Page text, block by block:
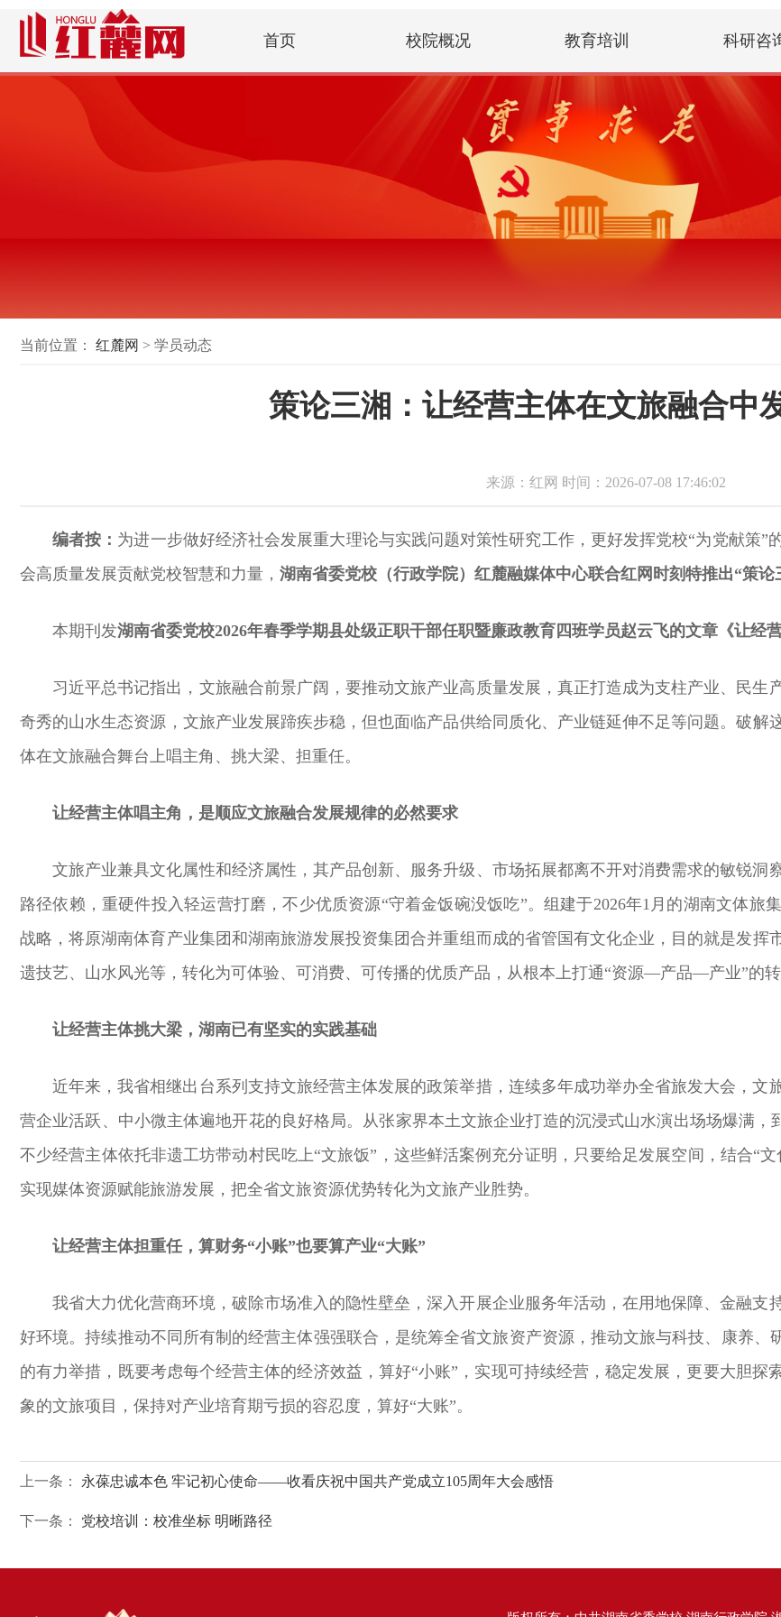
首页 校院概况 教育培训 科研咨
当前位置： 红麓网 > 学员动态
策论三湘：让经营主体在文旅融合中
来源：红网 时间：2026-07-08 17:46:02
编者按： 为进一步做好经济社会发展重大理论与实践问题对策性研究工作，更好发挥党校“为党献策
会高质量发展贡献党校智慧和力量， 湖南省委党校（行政学院）红麓融媒体中心联合红网时刻特推出“策论
本期刊发湖南省委党校2026年春季学期县处级正职干部任职暨廉政教育四班学员赵云飞的文章《让经
习近平总书记指出，文旅融合前景广阔，要推动文旅产业高质量发展，真正打造成为支柱产业、民生
奇秀的山水生态资源，文旅产业发展蹄疾步稳，但也面临产品供给同质化、产业链延伸不足等问题。破
体在文旅融合舞台上唱主角、挑大梁、担重任。
让经营主体唱主角，是顺应文旅融合发展规律的必然要求
文旅产业兼具文化属性和经济属性，其产品创新、服务升级、市场拓展都离不开对消费需求的敏锐
路径依赖，重硬件投入轻运营打磨，不少优质资源“守着金饭碗没饭吃”。组建于2026年1月的湖南文体
战略，将原湖南体育产业集团和湖南旅游发展投资集团合并重组而成的省管国有文化企业，目的就是发
遗技艺、山水风光等，转化为可体验、可消费、可传播的优质产品，从根本上打通“资源—产品—产业”的转
让经营主体挑大梁，湖南已有坚实的实践基础
近年来，我省相继出台系列支持文旅经营主体发展的政策举措，连续多年成功举办全省旅发大会，文
营企业活跃、中小微主体遍地开花的良好格局。从张家界本土文旅企业打造的沉浸式山水演出场场爆满
不少经营主体依托非遗工坊带动村民吃上“文旅饭”，这些鲜活案例充分证明，只要给足发展空间，结合“
实现媒体资源赋能旅游发展，把全省文旅资源优势转化为文旅产业胜势。
让经营主体担重任，算财务“小账”也要算产业“大账”
我省大力优化营商环境，破除市场准入的隐性壁垒，深入开展企业服务年活动，在用地保障、金融支
好环境。持续推动不同所有制的经营主体强强联合，是统筹全省文旅资产资源，推动文旅与科技、康养、
的有力举措，既要考虑每个经营主体的经济效益，算好“小账”，实现可持续经营，稳定发展，更要大胆
象的文旅项目，保持对产业培育期亏损的容忍度，算好“大账”。
上一条： 永葆忠诚本色 牢记初心使命——收看庆祝中国共产党成立105周年大会感悟
下一条： 党校培训：校准坐标 明晰路径